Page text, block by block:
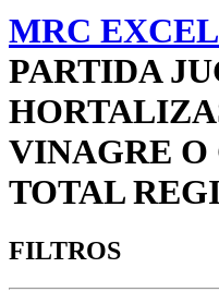
MRC
PARTIDA
VINAGRE O
TOTAL
FILTROS